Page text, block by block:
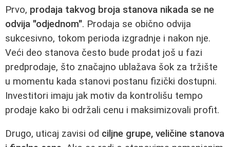
Prvo, prodaja takvog broja stanova nikada se ne
odvija "odjednom". Prodaja se obično odvija
sukcesivno, tokom perioda izgradnje i nakon nje.
Veći deo stanova često bude prodat još u fazi
predprodaje, što značajno ublažava šok za tržište
u momentu kada stanovi postanu fizički dostupni.
Investitori imaju jak motiv da kontrolišu tempo
prodaje kako bi održali cenu i maksimizovali profit.
Drugo, uticaj zavisi od ciljne grupe, veličine stanova